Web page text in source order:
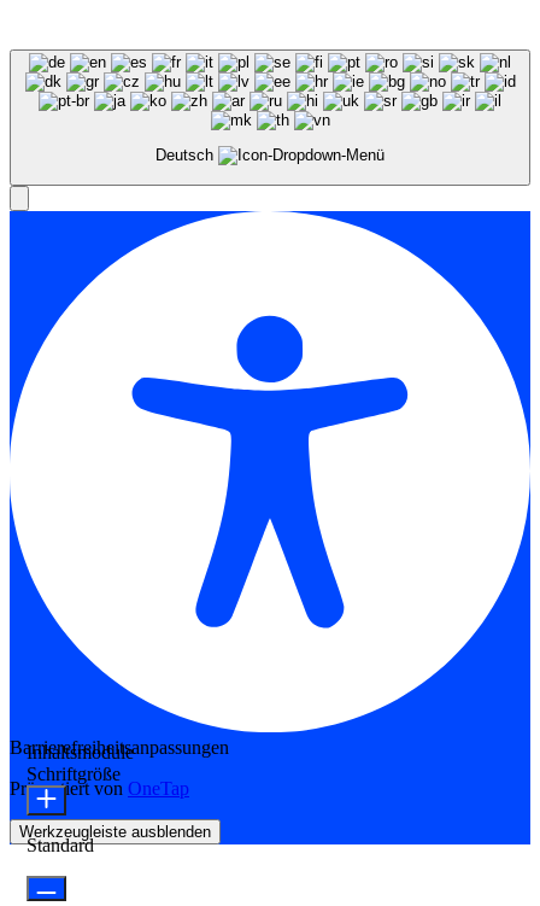
Deutsch
Barrierefreiheitsanpassungen
Präsentiert von OneTap
Werkzeugleiste ausblenden
Inhaltsmodule
Schriftgröße
Standard